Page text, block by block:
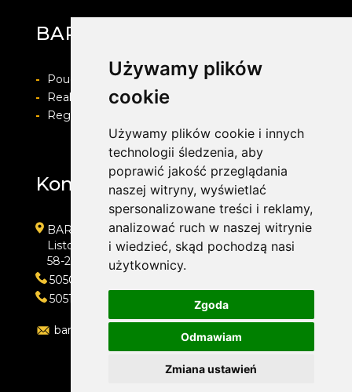
Używamy plików
cookie
Używamy plików cookie i innych
technologii śledzenia, aby
poprawić jakość przeglądania
naszej witryny, wyświetlać
spersonalizowane treści i reklamy,
analizować ruch w naszej witrynie
i wiedzieć, skąd pochodzą nasi
użytkownicy.
Zgoda
Odmawiam
Zmiana ustawień
BARWACZ GROUP
-
Pouczenie o prawie do odstapienia od umowy
-
Realizacja zamówienia i formy płatności
-
Regulamin i Polityka prywatności
Kontakt
BARWACZ GROUP
Listopada 7
58-200 Dzierżoniów
505016318
505143159
barwacz.group@gmail.com